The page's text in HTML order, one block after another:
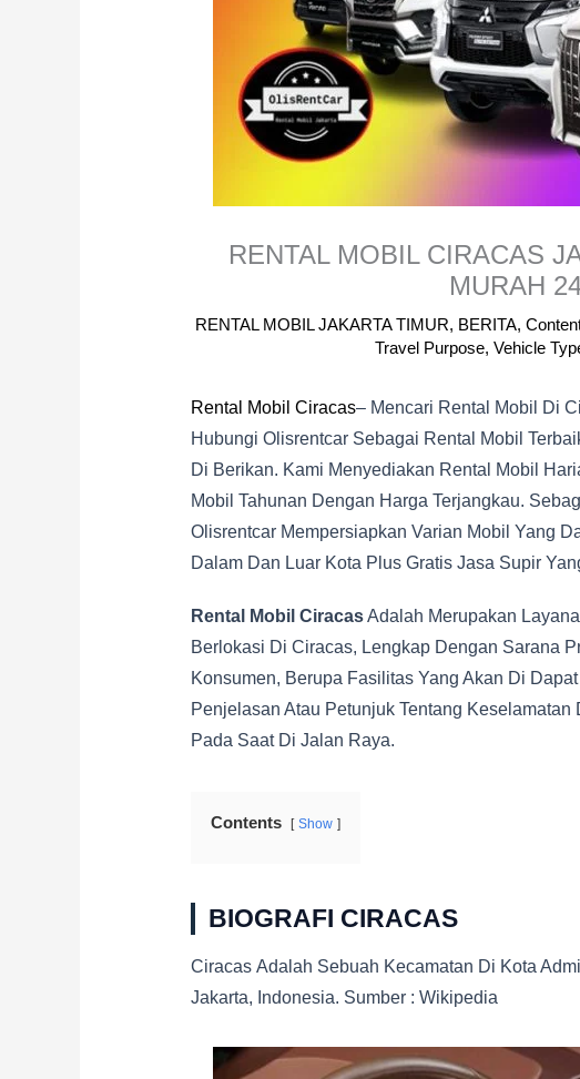
RENTAL MOBIL CIRACAS
MURAH
RENTAL MOBIL JAKARTA TIMUR, BERITA,
Travel Purpose, Vehicle
Rental Mobil Ciracas– Mencari Rental Mobil Di
Hubungi Olisrentcar Sebagai Rental Mobil
Di Berikan. Kami Menyediakan Rental Mobil
Mobil Tahunan Dengan Harga Terjangkau.
Olisrentcar Mempersiapkan Varian Mobil Yang
Dalam Dan Luar Kota Plus Gratis Jasa Supir
Rental Mobil CiracasAdalah Merupakan
Berlokasi Di Ciracas, Lengkap Dengan Sarana
Konsumen, Berupa Fasilitas Yang Akan Di
Penjelasan Atau Petunjuk Tentang
Pada Saat Di Jalan Raya.
Contents Show
BIOGRAFI CIRACAS
Ciracas Adalah Sebuah Kecamatan Di Kota
Jakarta, Indonesia. Sumber : Wikipedia